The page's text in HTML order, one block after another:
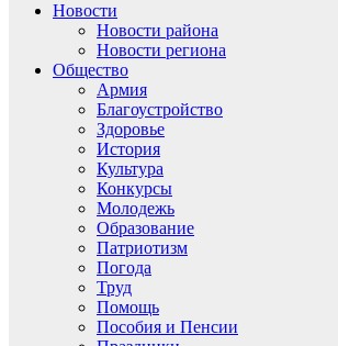
Новости
Новости района
Новости региона
Общество
Армия
Благоустройство
Здоровье
История
Культура
Конкурсы
Молодежь
Образование
Патриотизм
Погода
Труд
Помощь
Пособия и Пенсии